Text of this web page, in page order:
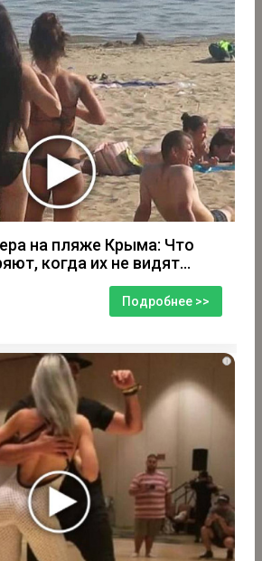
на пляже Крыма: Что
когда их не видят...
Подробнее >>
i